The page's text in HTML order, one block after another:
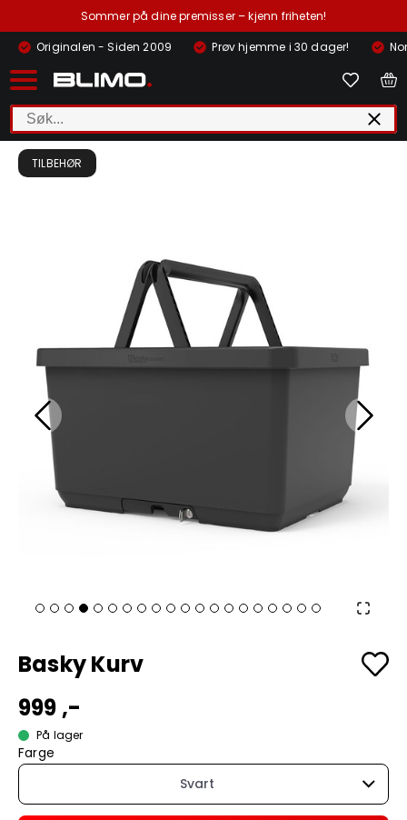
Sommer på dine premisser – kjenn friheten!
Originalen - Siden 2009
Prøv hjemme i 30 dager!
TILBEHØR
Basky Kurv
999 ,-
På lager
Farge
Svart